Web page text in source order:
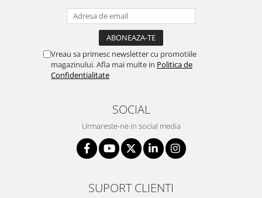
Vreau sa primesc newsletter cu promotiile
magazinului. Afla mai multe in Politica de
Confidentialitate
SOCIAL
Urmareste-ne in social media
SUPORT CLIENTI